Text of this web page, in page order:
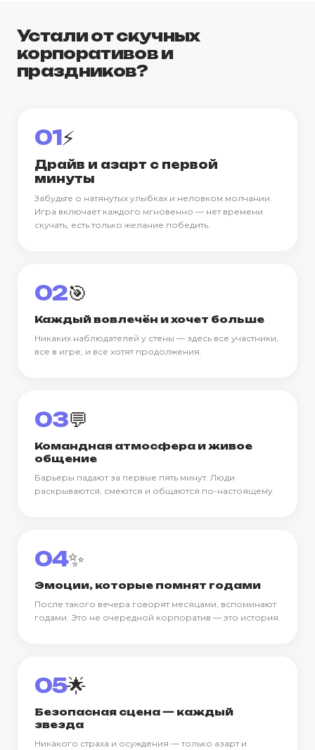
Устали от скучных
корпоративов и
праздников?
01⚡
Драйв и азарт с первой
минуты
Забудьте о натянутых улыбках и неловком молчании.
Игра включает каждого мгновенно — нет времени
скучать, есть только желание победить.
02🎯
Каждый вовлечён и хочет больше
Никаких наблюдателей у стены — здесь все участники,
все в игре, и все хотят продолжения.
03💬
Командная атмосфера и живое
общение
Барьеры падают за первые пять минут. Люди
раскрываются, смеются и общаются по-настоящему.
04✨
Эмоции, которые помнят годами
После такого вечера говорят месяцами, вспоминают
годами. Это не очередной корпоратив — это история.
05🌟
Безопасная сцена — каждый
звезда
Никакого страха и осуждения — только азарт и